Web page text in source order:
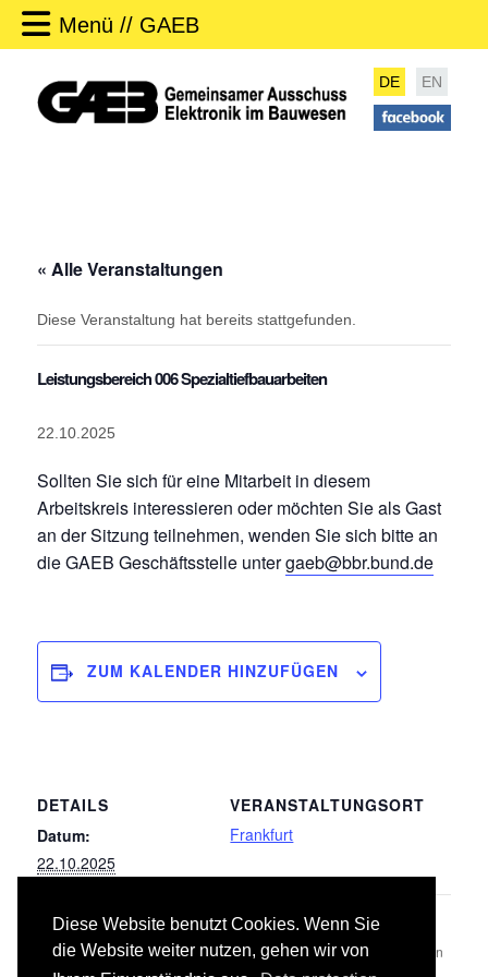
Diese Website benutzt Cookies. Wenn Sie
die Website weiter nutzen, gehen wir von
Menü // GAEB
DE EN
« Alle Veranstaltungen
Diese Veranstaltung hat bereits stattgefunden.
Leistungsbereich 006 Spezialtiefbauarbeiten
22.10.2025
Sollten Sie sich für eine Mitarbeit in diesem
Arbeitskreis interessieren oder möchten Sie als Gast
an der Sitzung teilnehmen, wenden Sie sich bitte an
die GAEB Geschäftsstelle untergaeb@bbr.bund.de
ZUM KALENDER HINZUFÜGEN
DETAILS
Datum:
22.10.2025
VERANSTALTUNGSORT
Frankfurt
Leistungsbereich 034 Maler- und
Lackierarbeiten
LB 009
Entwässerungskanalarbeiten